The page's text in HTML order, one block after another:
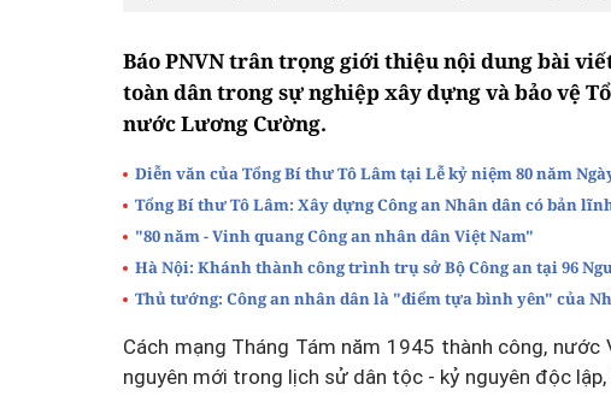
Báo PNVN trân trọng giới thiệu nội dung bài
toàn dân trong sự nghiệp xây dựng và bảo vệ
nước Lương Cường.
Diễn văn của Tổng Bí thư Tô Lâm tại Lễ kỷ niệm 80 năm
Tổng Bí thư Tô Lâm: Xây dựng Công an Nhân dân có bản
"80 năm - Vinh quang Công an nhân dân Việt Nam"
Hà Nội: Khánh thành công trình trụ sở Bộ Công an tại 96
Thủ tướng: Công an nhân dân là "điểm tựa bình yên" của
Cách mạng Tháng Tám năm 1945 thành công,
nguyên mới trong lịch sử dân tộc - kỷ nguyên độc lập,